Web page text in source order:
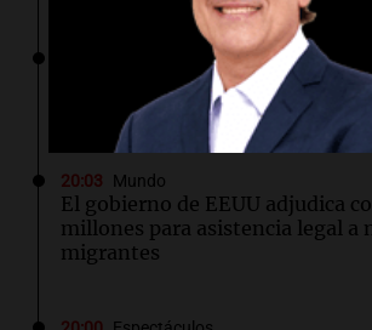
Congreso Aapresid 2026
Ahyre adelantó su nueva
desde el Congreso Aapresid
20:03 Mundo
El gobierno de EEUU adjudica
millones para asistencia legal a
migrantes